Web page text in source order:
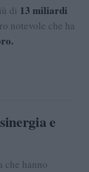
di 13 miliardi
notevole che ha
e
che hanno